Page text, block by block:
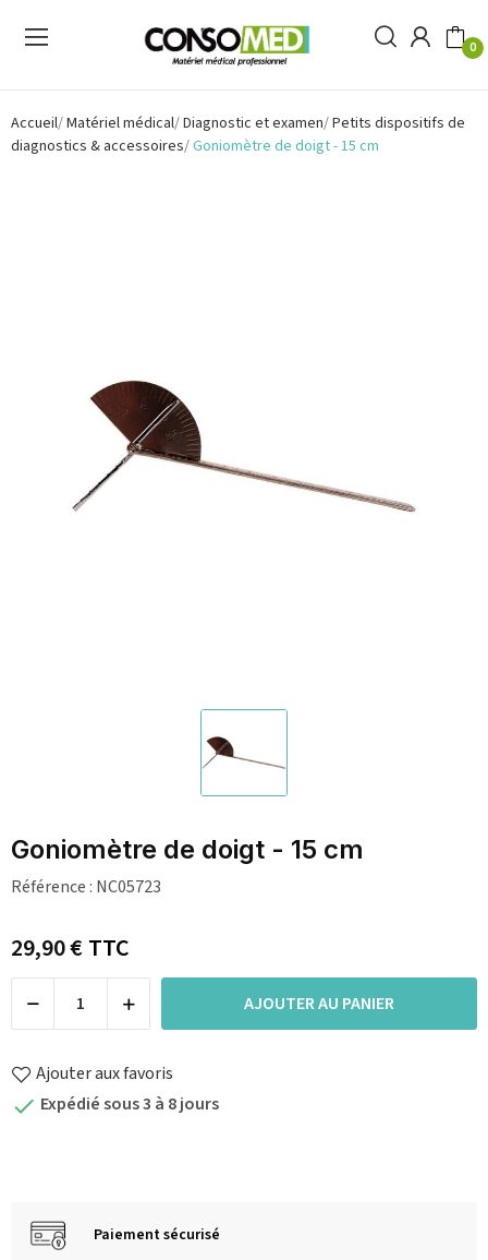
0
Accueil Matériel médical Diagnostic et examen Petits dispositifs de
diagnostics & accessoires Goniomètre de doigt - 15 cm
Goniomètre de doigt - 15 cm
Référence : NC05723
29,90 €TTC
AJOUTER AU PANIER
Ajouter aux favoris
 Expédié sous 3 à 8 jours
Paiement sécurisé